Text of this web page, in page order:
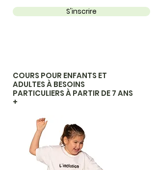
S'inscrire
COURS POUR ENFANTS ET
ADULTES À BESOINS
PARTICULIERS À PARTIR DE 7 ANS
+